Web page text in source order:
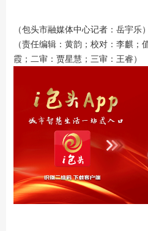
（包头市融媒体中心记者： 岳宇乐）
（责任编辑：黄韵；校对：李麒
霞；二审：贾星慧；三审：王睿）